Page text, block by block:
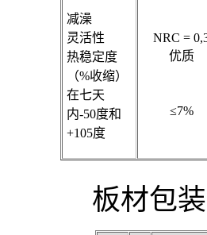
减澡
灵活性
热稳定度
（%收缩）
在七天
内-50度和
+105度
NRC =
优质
≤7%
板材包